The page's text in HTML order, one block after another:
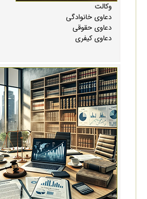
وکالت
دعاوی خانوادگی
دعاوی حقوقی
دعاوی کیفری